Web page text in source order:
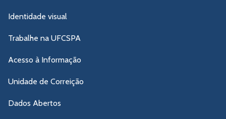
Identidade visual
Trabalhe na UFCSPA
Acesso à Informação
Unidade de Correição
Dados Abertos